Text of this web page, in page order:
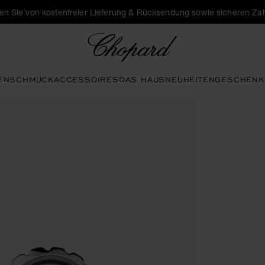
Sie von kostenfreier Lieferung & Rücksendung sowie sicheren
SCHMUCKACCESSOIRESDAS HAUSNEUHEITEN